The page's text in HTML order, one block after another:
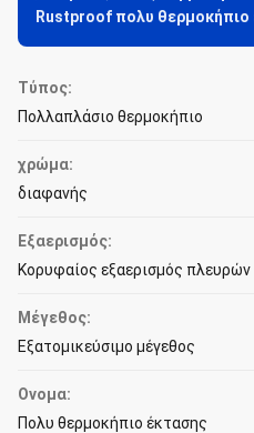
Rustproof πολυ θερμοκήπιο
Τύπος:
Πολλαπλάσιο θερμοκήπιο
χρώμα:
διαφανής
Εξαερισμός:
Κορυφαίος εξαερισμός πλευρών
Μέγεθος:
Εξατομικεύσιμο μέγεθος
Ονομα:
Πολυ θερμοκήπιο έκτασης